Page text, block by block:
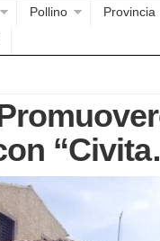
Pollino Provincia